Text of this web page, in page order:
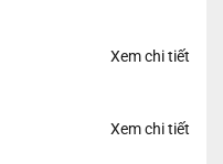
Xem chi tiết
Xem chi tiết